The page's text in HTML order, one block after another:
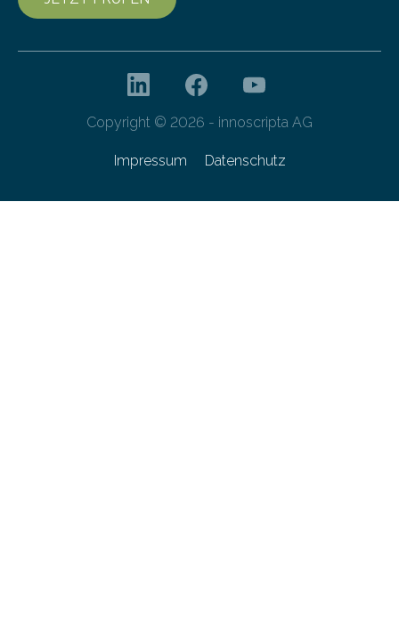
Copyright © 2026 - innoscripta AG
Impressum Datenschutz